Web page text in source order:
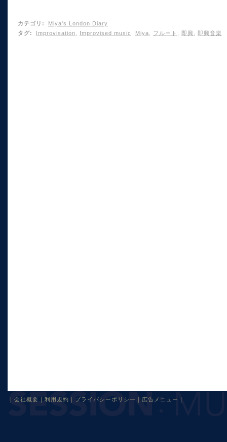
カテゴリ :
Miya's London Diary
タグ: Improvisation Improvised music Miya フルート 即興 即興音楽
会社概要 利用規約 プライバシーポリシー 広告メニュー